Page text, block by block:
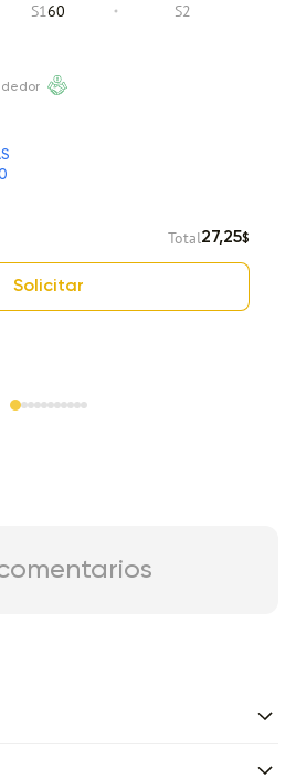
S160 S2
Total27,25$
Solicitar